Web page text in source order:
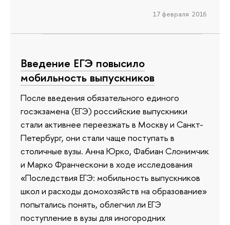
17 февраля 2016
Введение ЕГЭ повысило
мобильность выпускников
После введения обязательного единого
госэкзамена (ЕГЭ) российские выпускники
стали активнее переезжать в Москву и Санкт-
Петербург, они стали чаще поступать в
столичные вузы. Анна Юрко, Фабиан Слонимчик
и Марко Франческони в ходе исследования
«Последствия ЕГЭ: мобильность выпускников
школ и расходы домохозяйств на образование»
попытались понять, облегчил ли ЕГЭ
поступление в вузы для иногородних